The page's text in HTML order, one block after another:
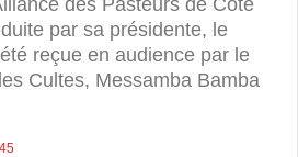
des Pasteurs de Côte
par sa présidente, le
reçue en audience par le
Cultes, Messamba Bamba